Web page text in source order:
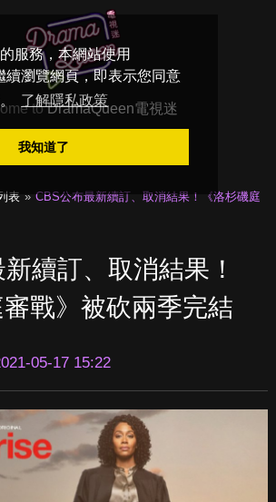
服務，本網站使用
續瀏覽網頁，即表示您同意
了解隱私政策
我知道了
toDramaQueen電視迷
表
CBS公布最新續訂、取消結果！《洛杉磯庭
續訂、取消結果！
審戰》被砍兩季完結
05-17 15:22